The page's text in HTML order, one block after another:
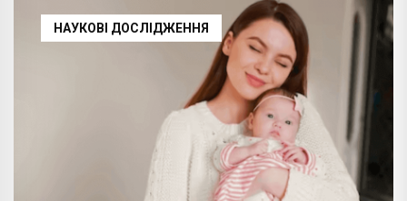
НАУКОВІ ДОСЛІДЖЕННЯ